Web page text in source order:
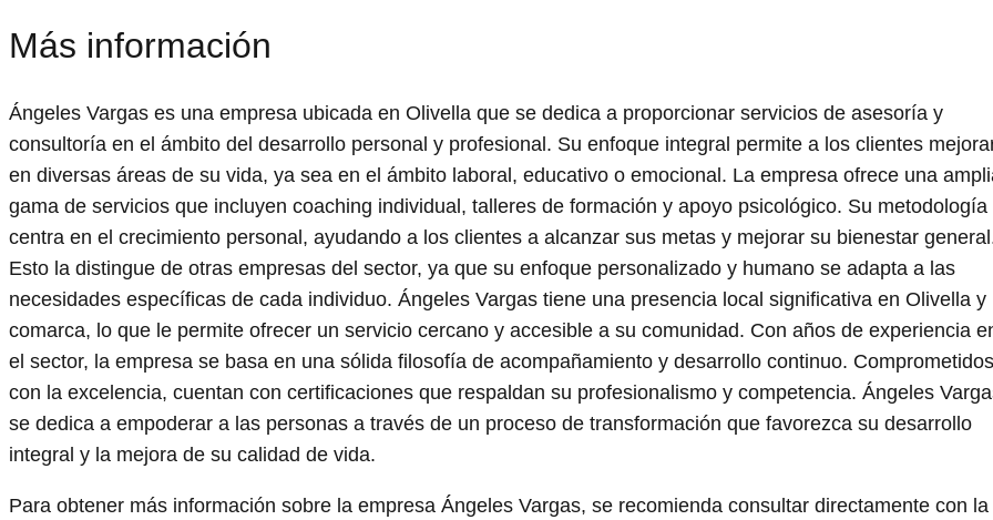
Más información
Ángeles Vargas es una empresa ubicada en Olivella que se dedica a proporcionar servicios de asesoría y
consultoría en el ámbito del desarrollo personal y profesional. Su enfoque integral permite a los clientes
en diversas áreas de su vida, ya sea en el ámbito laboral, educativo o emocional. La empresa ofrece una
gama de servicios que incluyen coaching individual, talleres de formación y apoyo psicológico. Su metodología
centra en el crecimiento personal, ayudando a los clientes a alcanzar sus metas y mejorar su bienestar
Esto la distingue de otras empresas del sector, ya que su enfoque personalizado y humano se adapta a las
necesidades específicas de cada individuo. Ángeles Vargas tiene una presencia local significativa en Olivella y
comarca, lo que le permite ofrecer un servicio cercano y accesible a su comunidad. Con años de experiencia
el sector, la empresa se basa en una sólida filosofía de acompañamiento y desarrollo continuo. Comprometidos
con la excelencia, cuentan con certificaciones que respaldan su profesionalismo y competencia. Ángeles
se dedica a empoderar a las personas a través de un proceso de transformación que favorezca su desarrollo
integral y la mejora de su calidad de vida.
Para obtener más información sobre la empresa Ángeles Vargas, se recomienda consultar directamente con la